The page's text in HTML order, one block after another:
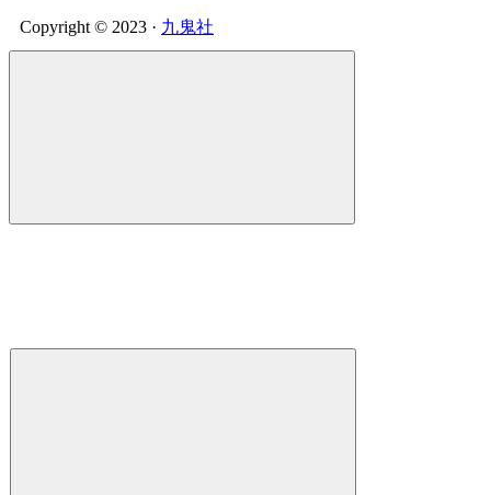
Copyright © 2023 · 九鬼社